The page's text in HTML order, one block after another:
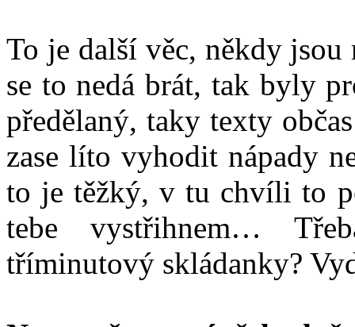
To je další věc, někdy
se to nedá brát, tak byly
předělaný, taky texty
zase líto vyhodit nápady
to je těžký, v tu chvíli to
tebe vystřihnem…
tříminutový skládanky?